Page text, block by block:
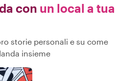
con un local a tua
storie personali e su come
insieme